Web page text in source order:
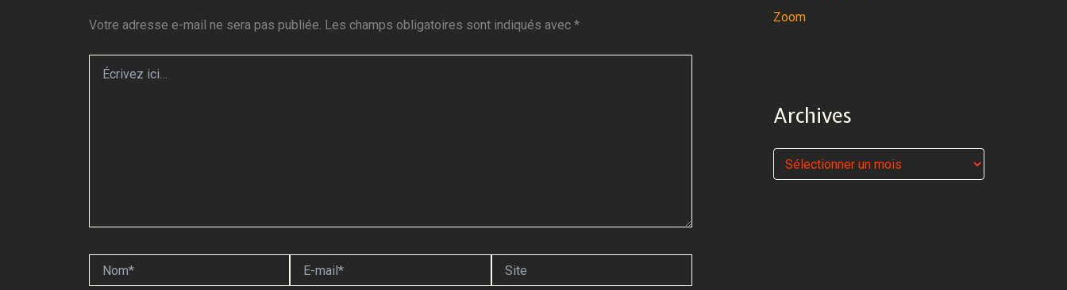
Votre adresse e-mail ne sera pas publiée. Les champs obligatoires sont indiqués avec *
ici…
mail*
Zoom
Archives
A